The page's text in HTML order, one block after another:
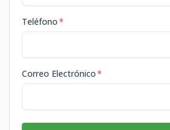
Teléfono*
Correo Electrónico*